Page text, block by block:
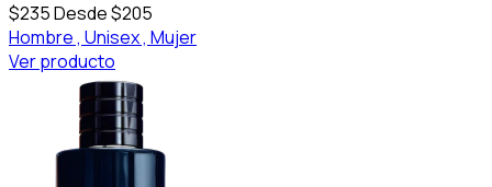
$235Desde $205
Hombre , Unisex , Mujer
Ver producto